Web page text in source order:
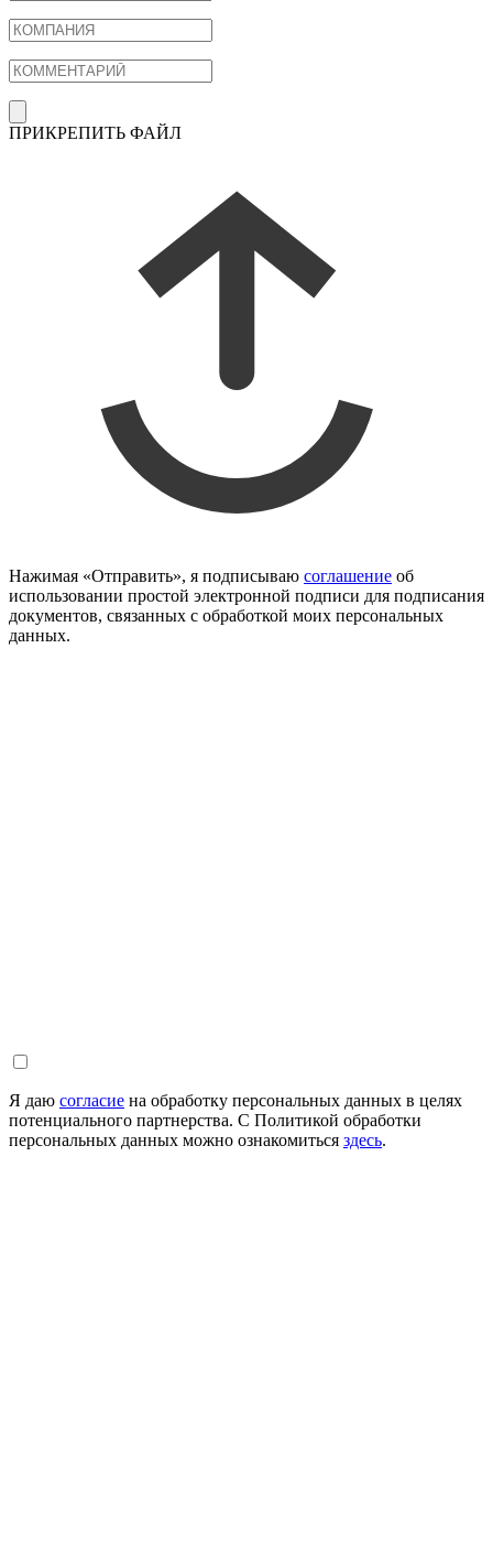
ПРИКРЕПИТЬ ФАЙЛ
Нажимая «Отправить», я подписываю соглашение об
использовании простой электронной подписи для подписания
документов, связанных с обработкой моих персональных
данных.
Я даю согласие на обработку персональных данных в целях
потенциального партнерства. С Политикой обработки
персональных данных можно ознакомиться здесь.